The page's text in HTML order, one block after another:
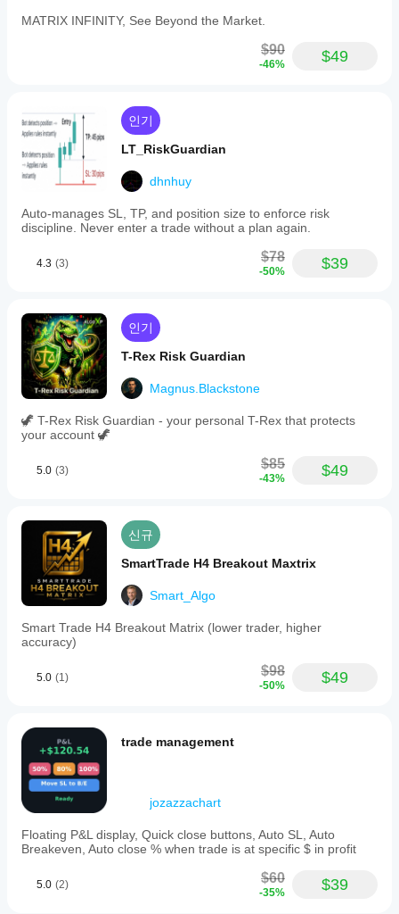
다.
드
따
성
능
달
라
수
다.
현
재
사
용
중
인
환
에
해
보
실
제
용
떤
능
을
보
지
파
하
MATRIX INFINITY, See Beyond the Market.
$90
-46% $49
인기
LT_RiskGuardian
dhnhuy
Auto-manages SL, TP, and position size to enforce risk
discipline. Never enter a trade without a plan again.
4.3 (3) $78
-50% $39
인기
T-Rex Risk Guardian
Magnus.Blackstone
🦖 T-Rex Risk Guardian - your personal T-Rex that protects
your account 🦖
5.0 (3) $85
-43% $49
신규
SmartTrade H4 Breakout Maxtrix
Smart_Algo
Smart Trade H4 Breakout Matrix (lower trader, higher
accuracy)
5.0 (1) $98
-50% $49
trade management
jozazzachart
Floating P&L display, Quick close buttons, Auto SL, Auto
Breakeven, Auto close % when trade is at specific $ in profit
5.0 (2) $60
-35% $39